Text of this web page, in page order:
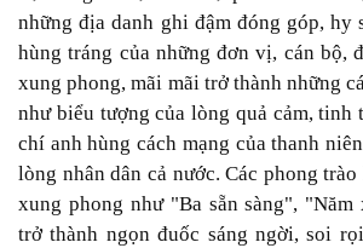
những địa danh ghi đậm đóng góp, hy
hùng tráng của những đơn vị, cán bộ,
xung phong, mãi mãi trở thành những
như biểu tượng của lòng quả cảm, tinh
chí anh hùng cách mạng của thanh
lòng nhân dân cả nước. Các phong
xung phong như "Ba sẵn sàng", "Năm
trở thành ngọn đuốc sáng ngời, soi